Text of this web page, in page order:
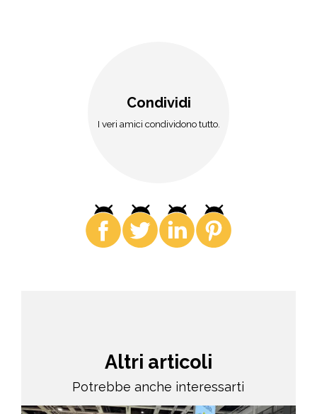
Condividi
I veri amici condividono tutto.
Altri articoli
Potrebbe anche interessarti